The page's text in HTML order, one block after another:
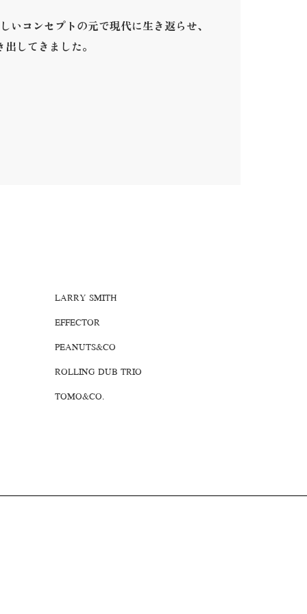
コンセプトの元で現代に生き返らせ、
してきました。
LARRY SMITH
EFFECTOR
PEANUTS&CO
ROLLING DUB TRIO
TOMO&CO.